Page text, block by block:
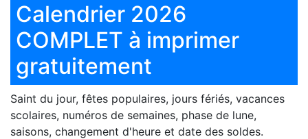
Calendrier 2026
COMPLET à imprimer
gratuitement
Saint du jour, fêtes populaires, jours fériés, vacances
scolaires, numéros de semaines, phase de lune,
saisons, changement d'heure et date des soldes.